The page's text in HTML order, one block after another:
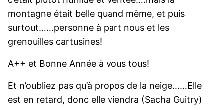
montagne était belle quand même, et puis
surtout……personne à part nous et les
grenouilles cartusines!
A++ et Bonne Année à vous tous!
Et n’oubliez pas qu’à propos de la neige……Elle
est en retard, donc elle viendra (Sacha Guitry)